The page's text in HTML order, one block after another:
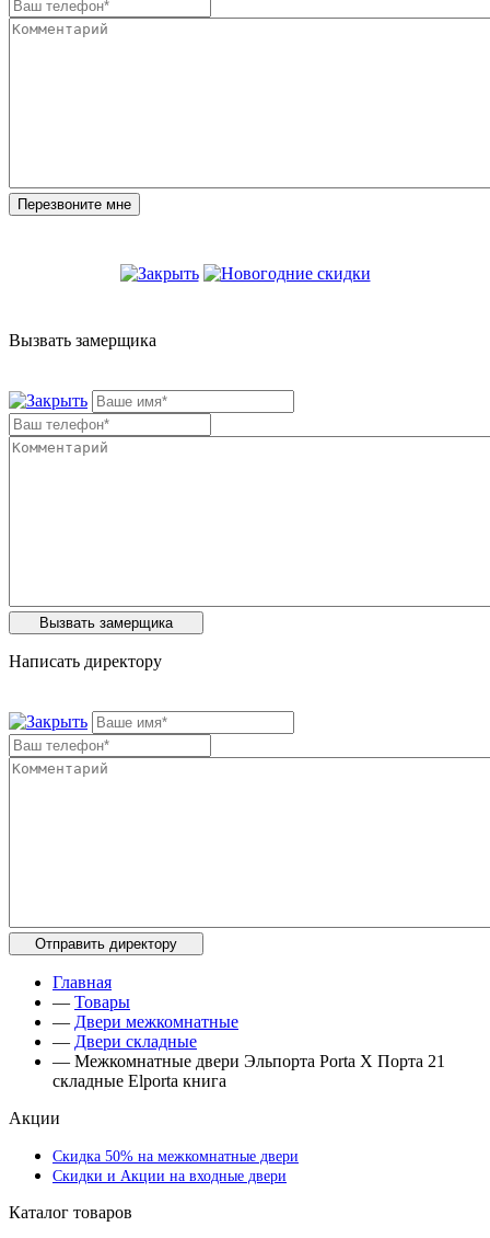
Вызвать замерщика
Написать директору
Главная
— Товары
— Двери межкомнатные
— Двери складные
— Межкомнатные двери Эльпорта Porta X Порта 21
складные Elporta книга
Акции
Скидка 50% на межкомнатные двери
Скидки и Акции на входные двери
Каталог товаров